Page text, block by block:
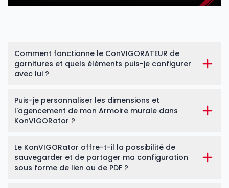
Comment fonctionne le ConVIGORATEUR de
garnitures et quels éléments puis-je configurer
avec lui ?
Puis-je personnaliser les dimensions et
l'agencement de mon Armoire murale dans
KonVIGORator ?
Le KonVIGORator offre-t-il la possibilité de
sauvegarder et de partager ma configuration
sous forme de lien ou de PDF ?